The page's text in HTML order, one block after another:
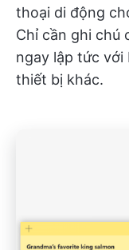
thoại di động
Chỉ cần ghi chú
ngay lập tức với
thiết bị khác.